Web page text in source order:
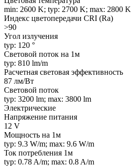
min: 2600 K; typ: 2700 K; max: 2800 K
Индекс цветопередачи CRI (Ra)
>90
Угол излучения
typ: 120 °
Световой поток на 1м
typ: 810 lm/m
Расчетная световая эффективность
87 лм/Вт
Световой поток
typ: 3200 lm; max: 3800 lm
Электрические
Напряжение питания
12 V
Мощность на 1м
typ: 9.3 W/m; max: 9.6 W/m
Ток потребления 1м
typ: 0.78 A/m; max: 0.8 A/m